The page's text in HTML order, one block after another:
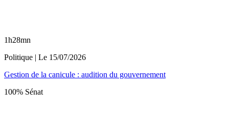
1h28mn
Politique | Le 15/07/2026
Gestion de la canicule : audition du gouvernement
100% Sénat